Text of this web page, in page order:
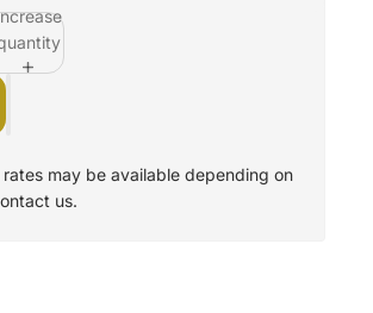
may be available depending on
us.